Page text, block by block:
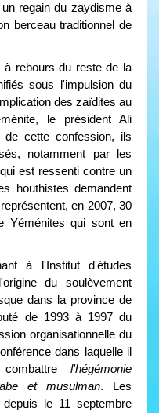
regain du zaydisme à
berceau traditionnel de
rebours du reste de la
sous l'impulsion du
des zaïdites au
le président Ali
de cette confession, ils
notamment par les
est ressenti contre un
houthistes demandent
en 2007, 30
Yéménites qui sont en
à l'Institut d'études
du soulèvement
dans la province de
de 1993 à 1997 du
organisationnelle du
dans laquelle il
l'hégémonie
et musulman. Les
le 11 septembre